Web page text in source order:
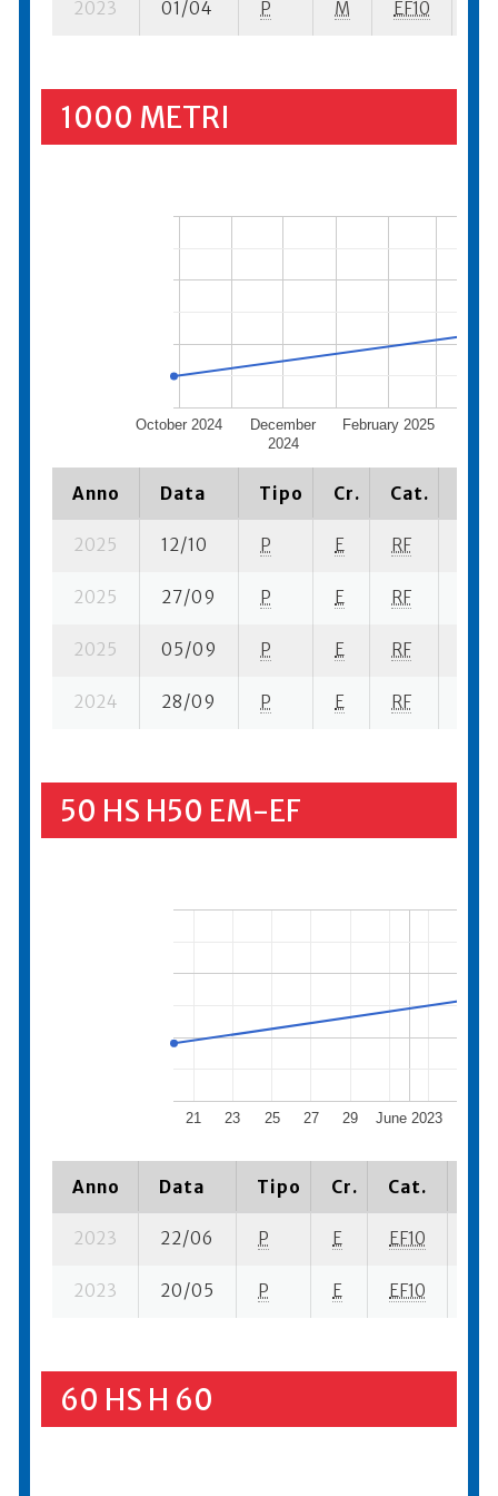
2023 01/04 P M EF10
1000 METRI
October 2024
December
2024
February 2025
Anno Data Tipo Cr. Cat.
2025 12/10 P E RF
2025 27/09 P E RF
2025 05/09 P E RF
2024 28/09 P E RF
50 HS H50 EM-EF
June 2023
21 23 25 27 29
Anno Data Tipo Cr. Cat.
2023 22/06 P E EF10
2023 20/05 P E EF10
60 HS H 60